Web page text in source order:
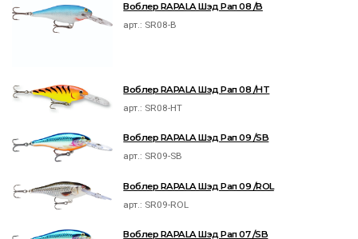
Воблер RAPALA Шэд Рап 08 /B
арт.: SR08-B
Воблер RAPALA Шэд Рап 08 /HT
арт.: SR08-HT
Воблер RAPALA Шэд Рап 09 /SB
арт.: SR09-SB
Воблер RAPALA Шэд Рап 09 /ROL
арт.: SR09-ROL
Воблер RAPALA Шэд Рап 07 /SB